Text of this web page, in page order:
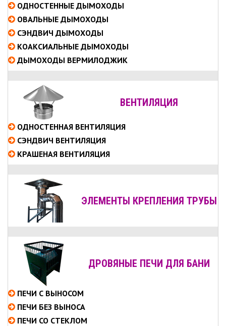
ОДНОСТЕННЫЕ ДЫМОХОДЫ
ОВАЛЬНЫЕ ДЫМОХОДЫ
СЭНДВИЧ ДЫМОХОДЫ
КОАКСИАЛЬНЫЕ ДЫМОХОДЫ
ДЫМОХОДЫ ВЕРМИЛОДЖИК
ВЕНТИЛЯЦИЯ
ОДНОСТЕННАЯ ВЕНТИЛЯЦИЯ
СЭНДВИЧ ВЕНТИЛЯЦИЯ
КРАШЕНАЯ ВЕНТИЛЯЦИЯ
ЭЛЕМЕНТЫ КРЕПЛЕНИЯ ТРУБЫ
ДРОВЯНЫЕ ПЕЧИ ДЛЯ БАНИ
ПЕЧИ С ВЫНОСОМ
ПЕЧИ БЕЗ ВЫНОСА
ПЕЧИ СО СТЕКЛОМ